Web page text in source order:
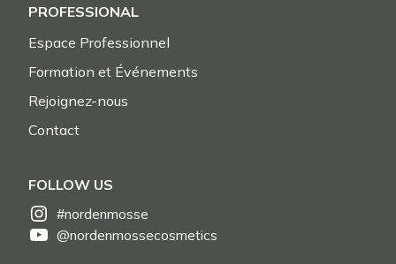
PROFESSIONAL
Espace Professionnel
Formation et Événements
Rejoignez-nous
Contact
FOLLOW US
#nordenmosse
@nordenmossecosmetics